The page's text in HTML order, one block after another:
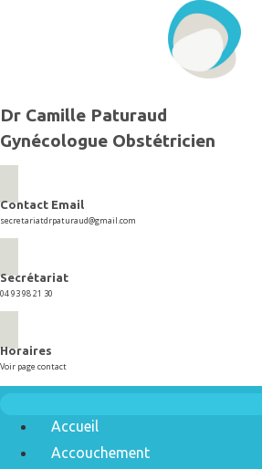
Dr Camille Paturaud
Gynécologue Obstétricien
Contact Email
secretariatdrpaturaud@gmail.com
Secrétariat
04 93 98 21 30
Horaires
Voir page contact
Accueil
Accouchement